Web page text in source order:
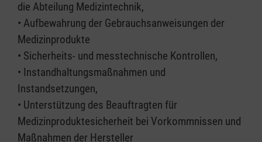
die Abteilung Medizintechnik,
• Aufbewahrung der Gebrauchsanweisungen der
Medizinprodukte
• Sicherheits- und messtechnische Kontrollen,
• Instandhaltungsmaßnahmen und
Instandsetzungen,
• Unterstützung des Beauftragten für
Medizinproduktesicherheit bei Vorkommnissen und
Maßnahmen der Hersteller